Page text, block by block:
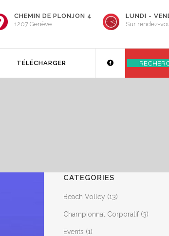
CHEMIN DE PLONJON 4
1207 Genève
LUNDI -
Sur rendez-
TÉLÉCHARGER
CATEGORIES
Beach Volley (13)
Championnat Corporatif(3)
Events (1)